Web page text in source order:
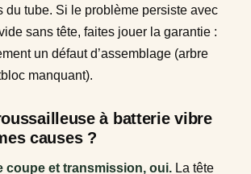
du tube. Si le problème persiste avec
sans tête, faites jouer la garantie :
un défaut d’assemblage (arbre
manquant).
à batterie vibre
causes ?
coupe et transmission, oui. La tête